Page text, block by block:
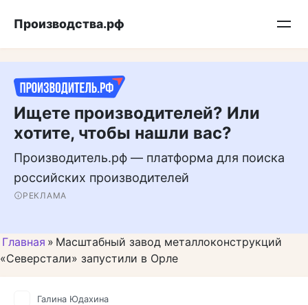
Подписывайтесь на нас в MAX
Производства.рф
Ищете производителей? Или
хотите, чтобы нашли вас?
Производитель.рф — платформа для поиска
российских производителей
РЕКЛАМА
Главная » Масштабный завод металлоконструкций
«Северстали» запустили в Орле
Галина Юдахина